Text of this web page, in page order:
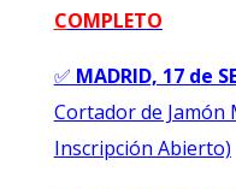
COMPLETO
✅ MADRID, 17 de
Cortador de Jamón
Inscripción Abierto)